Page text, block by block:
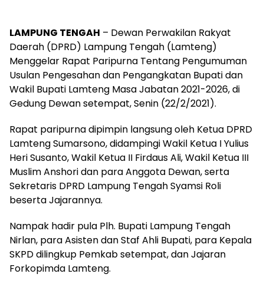
LAMPUNG TENGAH – Dewan Perwakilan Rakyat
Daerah (DPRD) Lampung Tengah (Lamteng)
Menggelar Rapat Paripurna Tentang Pengumuman
Usulan Pengesahan dan Pengangkatan Bupati dan
Wakil Bupati Lamteng Masa Jabatan 2021-2026, di
Gedung Dewan setempat, Senin (22/2/2021).
Rapat paripurna dipimpin langsung oleh Ketua DPRD
Lamteng Sumarsono, didampingi Wakil Ketua I Yulius
Heri Susanto, Wakil Ketua II Firdaus Ali, Wakil Ketua III
Muslim Anshori dan para Anggota Dewan, serta
Sekretaris DPRD Lampung Tengah Syamsi Roli
beserta Jajarannya.
Nampak hadir pula Plh. Bupati Lampung Tengah
Nirlan, para Asisten dan Staf Ahli Bupati, para Kepala
SKPD dilingkup Pemkab setempat, dan Jajaran
Forkopimda Lamteng.